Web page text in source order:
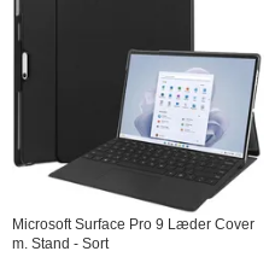
Microsoft Surface Pro 9 Læder Cover
m. Stand - Sort